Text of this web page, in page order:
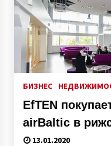
БИЗНЕС
EfTEN
airBaltic в
13.01.2020